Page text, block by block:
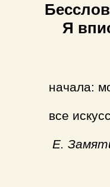
Я
начала:
все
Е.